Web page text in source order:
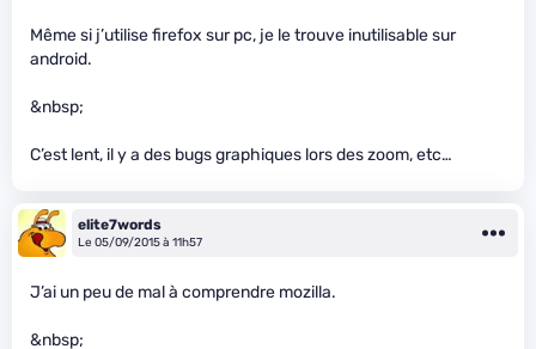
Même si j’utilise firefox sur pc, je le trouve inutilisable sur
android.
&nbsp;
C’est lent, il y a des bugs graphiques lors des zoom, etc…
elite7words
Le 05/09/2015 à 11h57
J’ai un peu de mal à comprendre mozilla.
&nbsp;